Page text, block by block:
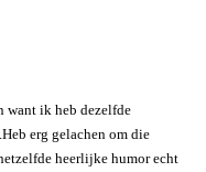
want ik heb dezelfde
erg gelachen om die
heerlijke humor echt